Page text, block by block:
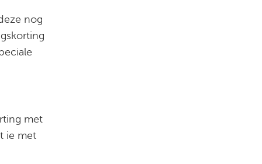
nog
met
ie met